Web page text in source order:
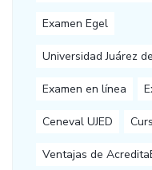
Examen Egel
Universidad Juárez
Examen en línea
Ceneval UJED
Ventajas de